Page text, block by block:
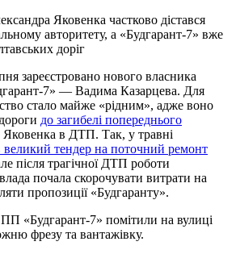
Яковенка частково дістався
авторитету, а «Будгарант-7» вже
доріг
зареєстровано нового власника
7» — Вадима Казарцева. Для
стало майже «рідним», адже воно
до загибелі попереднього
Яковенка в ДТП. Так, у травні
великий тендер на поточний ремонт
після трагічної ДТП роботи
почала скорочувати витрати на
пропозиції «Будгаранту».
«Будгарант-7» помітили на вулиці
фрезу та вантажівку.